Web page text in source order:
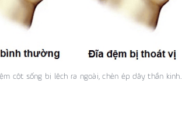
cột sống bị lệch ra ngoài, chèn ép dây thần